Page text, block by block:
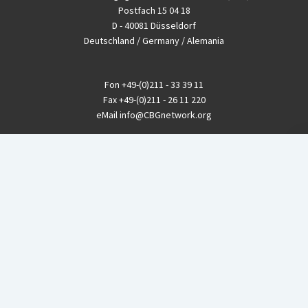
Postfach 15 04 18
D - 40081 Düsseldorf
Deutschland / Germany / Alemania
Fon +49-(0)211 - 33 39 11
Fax+49-(0)211 - 26 11 220
eMailinfo@CBGnetwork.org